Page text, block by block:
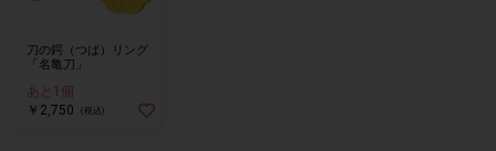
刀の鍔（つば）リング
「名亀刀」
あと1個
￥2,750
(税込)